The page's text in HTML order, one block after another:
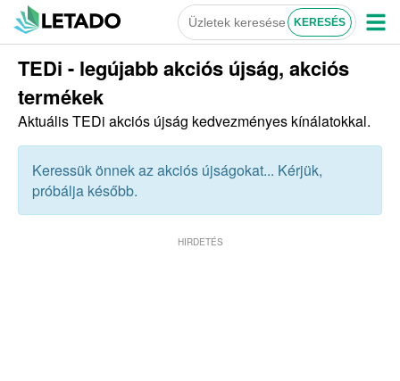
TEDi - legújabb akciós újság, akciós
termékek
Aktuális TEDi akciós újság kedvezményes kínálatokkal.
Keressük önnek az akciós újságokat... Kérjük,
próbálja később.
HIRDETÉS